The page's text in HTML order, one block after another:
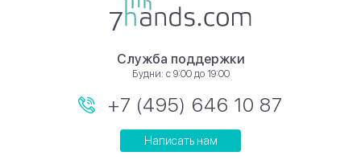
Служба поддержки
Будни: с 9:00 до 19:00
+7 (495) 646 10 87
Написать нам